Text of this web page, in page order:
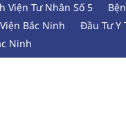
Viện Tư Nhân Số 5
Bắc Ninh Đầu Tư Y
Ninh